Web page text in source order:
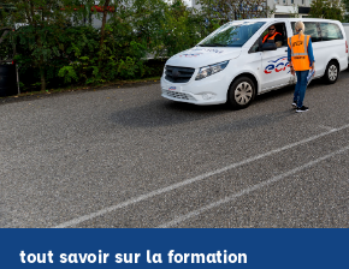
tout savoir sur la formation